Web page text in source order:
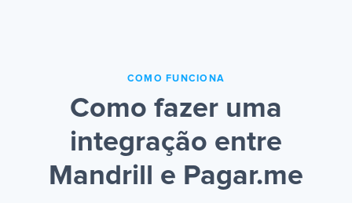
COMO FUNCIONA
Como fazer uma
integração entre
Mandrill e Pagar.me